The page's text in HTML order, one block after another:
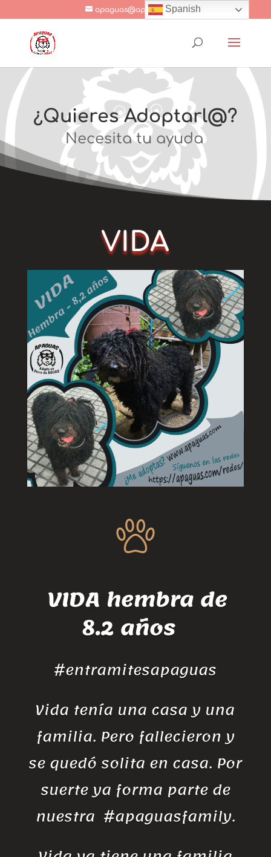
apaguas@apaguas.com
¿Quieres Adoptarl@?
Necesita tu ayuda
VIDA
VIDA hembra de
8.2 años
#entramitesapaguas
Vida tenía una casa y una
familia. Pero fallecieron y
se quedó solita en casa. Por
suerte ya forma parte de
nuestra #apaguasfamily.
Spanish